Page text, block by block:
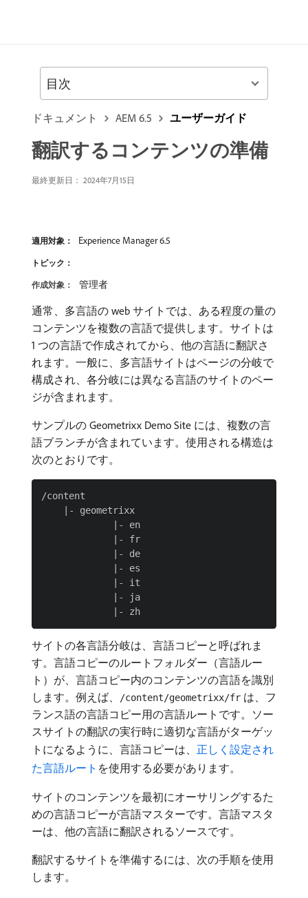
ドキュメント AEM 6.5 ユーザーガイド
翻訳するコンテンツの準備
最終更新日： 2024年7月15日
適用対象： Experience Manager 6.5
トピック：
作成対象： 管理者
通常、多言語の web サイトでは、ある程度の量の
コンテンツを複数の言語で提供します。サイトは
1 つの言語で作成されてから、他の言語に翻訳さ
れます。一般に、多言語サイトはページの分岐で
構成され、各分岐には異なる言語のサイトのペー
ジが含まれます。
サンプルの Geometrixx Demo Site には、複数の言
語ブランチが含まれています。使用される構造は
次のとおりです。
/content
    |- geometrixx
             |- en
             |- fr
             |- de
             |- es
             |- it
             |- ja
サイトの各言語分岐は、言語コピーと呼ばれま
す。言語コピーのルートフォルダー（言語ルー
ト）が、言語コピー内のコンテンツの言語を識別
します。例えば、
/content/geometrixx/fr は、フ
ランス語の言語コピー用の言語ルートです。ソー
スサイトの翻訳の実行時に適切な言語がターゲッ
トになるように、言語コピーは、 正しく設定され
た言語ルート を使用する必要があります。
サイトのコンテンツを最初にオーサリングするた
めの言語コピーが言語マスターです。言語マスタ
ーは、他の言語に翻訳されるソースです。
翻訳するサイトを準備するには、次の手順を使用
します。
目次